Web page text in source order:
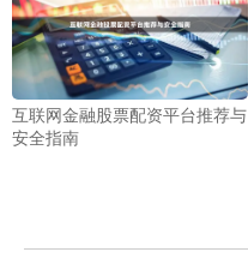
互联网金融股票配资平台推荐与
安全指南